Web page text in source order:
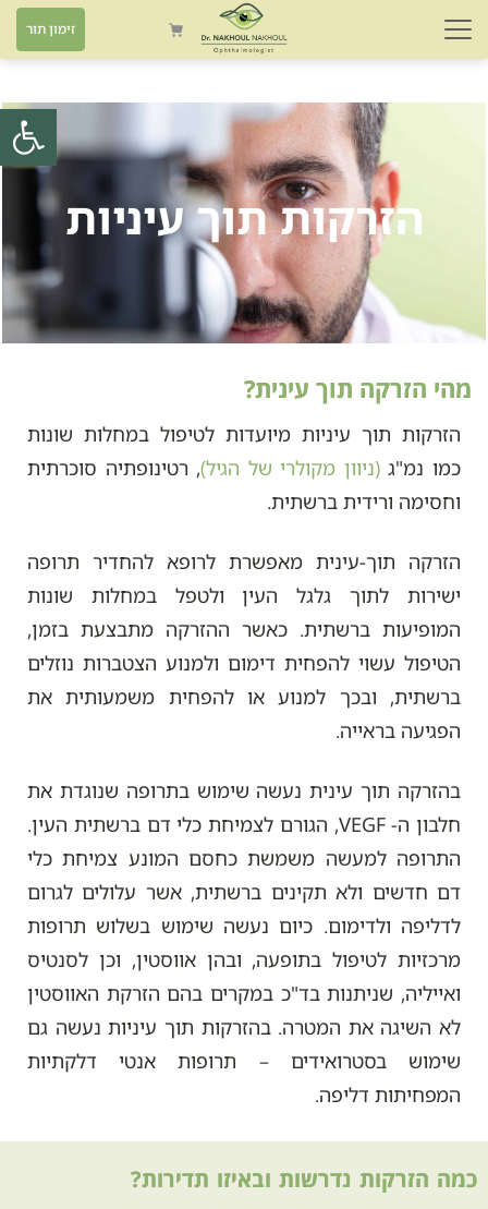
פתח
זימון תור
הזרקות תוך עיניות
מהי הזרקה תוך עינית?
הזרקות תוך עיניות מיועדות לטיפול במחלות שונות
כמו נמ"ג(ניוון מקולרי של הגיל), רטינופתיה סוכרתית
וחסימה ורידית ברשתית.
הזרקה תוך-עינית מאפשרת לרופא להחדיר תרופה
ישירות לתוך גלגל העין ולטפל במחלות שונות
המופיעות ברשתית. כאשר ההזרקה מתבצעת בזמן,
הטיפול עשוי להפחית דימום ולמנוע הצטברות נוזלים
ברשתית, ובכך למנוע או להפחית משמעותית את
הפגיעה בראייה.
בהזרקה תוך עינית נעשה שימוש בתרופה שנוגדת את
חלבון ה- VEGF, הגורם לצמיחת כלי דם ברשתית העין.
התרופה למעשה משמשת כחסם המונע צמיחת כלי
דם חדשים ולא תקינים ברשתית, אשר עלולים לגרום
לדליפה ולדימום. כיום נעשה שימוש בשלוש תרופות
מרכזיות לטיפול בתופעה, ובהן אווסטין, וכן לסנטיס
ואייליה, שניתנות בד"כ במקרים בהם הזרקת האווסטין
לא השיגה את המטרה. בהזרקות תוך עיניות נעשה גם
שימוש בסטרואידים – תרופות אנטי דלקתיות
המפחיתות דליפה.
כמה הזרקות נדרשות ובאיזו תדירות?